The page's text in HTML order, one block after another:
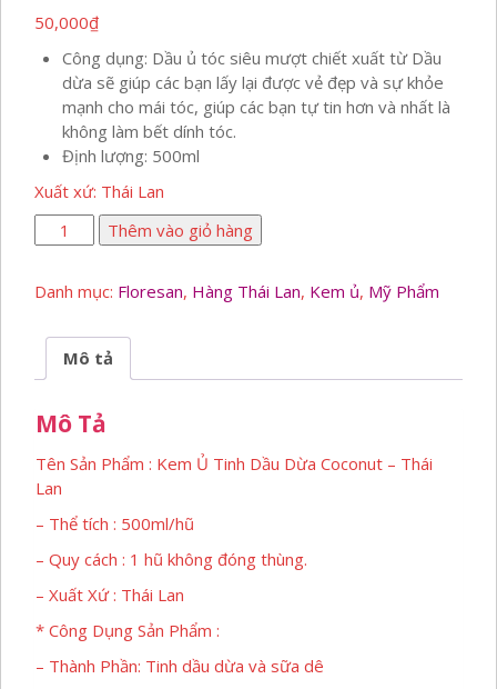
50,000₫
Công dụng: Dầu ủ tóc siêu mượt chiết xuất từ Dầu
dừa sẽ giúp các bạn lấy lại được vẻ đẹp và sự khỏe
mạnh cho mái tóc, giúp các bạn tự tin hơn và nhất là
không làm bết dính tóc.
Định lượng: 500ml
Xuất xứ: Thái Lan
Kem
Ủ
Dầu
Coconut
Lan
lượng
Thêm vào giỏ hàng
Danh mục: Floresan, Hàng Thái Lan, Kem ủ, Mỹ Phẩm
Mô tả
Mô Tả
Tên Sản Phẩm : Kem Ủ Tinh Dầu Dừa Coconut – Thái
Lan
– Thể tích : 500ml/hũ
– Quy cách : 1 hũ không đóng thùng.
– Xuất Xứ : Thái Lan
* Công Dụng Sản Phẩm :
– Thành Phần: Tinh dầu dừa và sữa dê